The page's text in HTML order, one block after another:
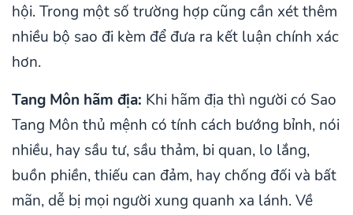
hội. Trong một số trường hợp cũng cần xét thêm
nhiều bộ sao đi kèm để đưa ra kết luận chính xác
hơn.
Tang Môn hãm địa: Khi hãm địa thì người có Sao
Tang Môn thủ mệnh có tính cách bướng bỉnh, nói
nhiều, hay sầu tư, sầu thảm, bi quan, lo lắng,
buồn phiền, thiếu can đảm, hay chống đối và bất
mãn, dễ bị mọi người xung quanh xa lánh. Về